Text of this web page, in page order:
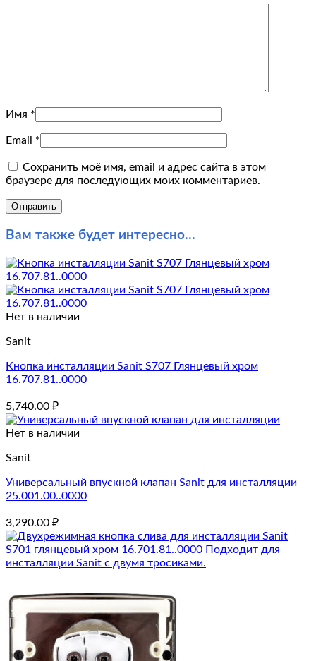
Имя *
Email *
Сохранить моё имя, email и адрес сайта в этом
браузере для последующих моих комментариев.
Вам также будет интересно…
Нет в наличии
Sanit
Кнопка инсталляции Sanit S707 Глянцевый хром
16.707.81..0000
5,740.00 ₽
Нет в наличии
Sanit
Универсальный впускной клапан Sanit для инсталляции
25.001.00..0000
3,290.00 ₽